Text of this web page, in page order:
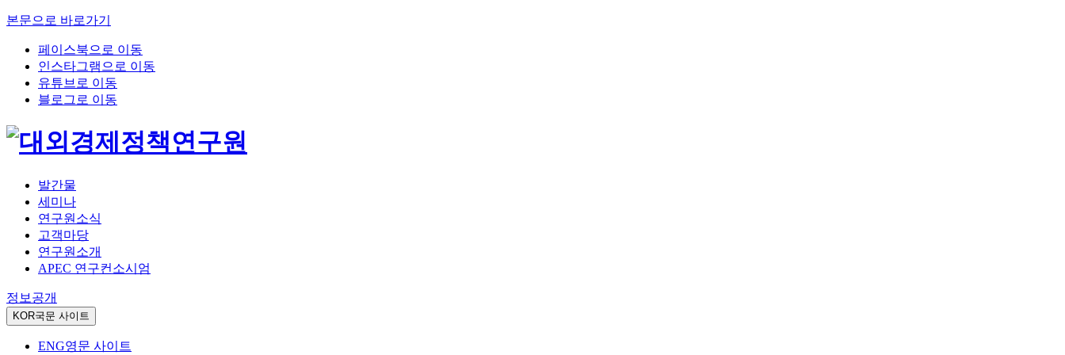
본문으로 바로가기
페이스북으로 이동
인스타그램으로 이동
유튜브로 이동
블로그로 이동
발간물
세미나
연구원소식
고객마당
연구원소개
APEC 연구컨소시엄
정보공개
KOR국문 사이트
ENG영문 사이트